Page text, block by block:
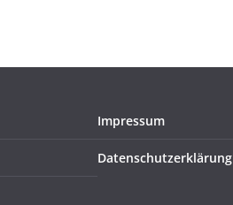
Impressum
Datenschutzerklärung